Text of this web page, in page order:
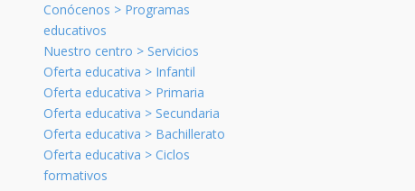
Conócenos > Programas
educativos
Nuestro centro > Servicios
Oferta educativa > Infantil
Oferta educativa > Primaria
Oferta educativa > Secundaria
Oferta educativa > Bachillerato
Oferta educativa > Ciclos
formativos